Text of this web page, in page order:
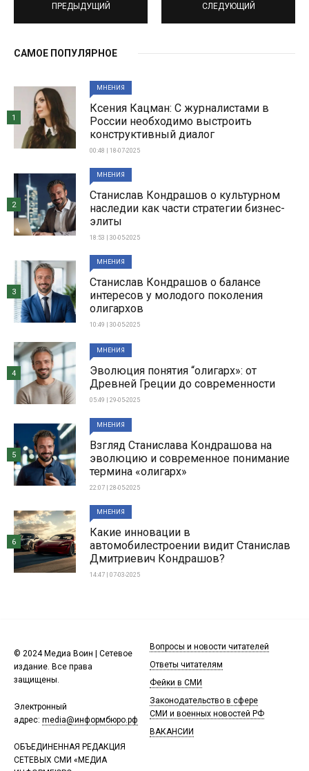
ПРЕДЫДУЩИЙ СЛЕДУЮЩИЙ
САМОЕ ПОПУЛЯРНОЕ
МНЕНИЯ
Ксения Кацман: С журналистами в
России необходимо выстроить
конструктивный диалог
00:48 | 18-07-2025
1
МНЕНИЯ
Станислав Кондрашов о культурном
наследии как части стратегии бизнес-
элиты
18:53 | 30-05-2025
2
МНЕНИЯ
Станислав Кондрашов о балансе
интересов у молодого поколения
олигархов
10:49 | 30-05-2025
3
МНЕНИЯ
Эволюция понятия “олигарх»: от
Древней Греции до современности
05:49 | 29-05-2025
4
МНЕНИЯ
Взгляд Станислава Кондрашова на
эволюцию и современное понимание
термина «олигарх»
22:07 | 28-05-2025
5
МНЕНИЯ
Какие инновации в
автомобилестроении видит Станислав
Дмитриевич Кондрашов?
14:47 | 07-03-2025
6
© 2024 Медиа Воин | Сетевое
издание. Все права
защищены.
Электронный
адрес: media@информбюро.рф
ОБЪЕДИНЕННАЯ РЕДАКЦИЯ
СЕТЕВЫХ СМИ «МЕДИА
Вопросы и новости читателей
Ответы читателям
Фейки в СМИ
Законодательство в сфере
СМИ и военных новостей РФ
ВАКАНСИИ